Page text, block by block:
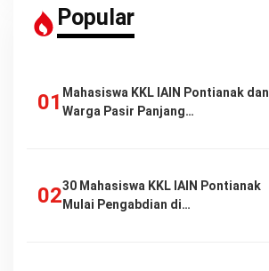
Popular
Mahasiswa KKL IAIN Pontianak dan
Warga Pasir Panjang…
30 Mahasiswa KKL IAIN Pontianak
Mulai Pengabdian di…